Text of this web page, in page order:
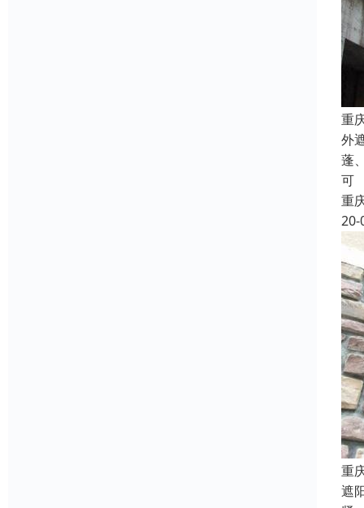
重
外
蓬
可
重
20-
重
遮